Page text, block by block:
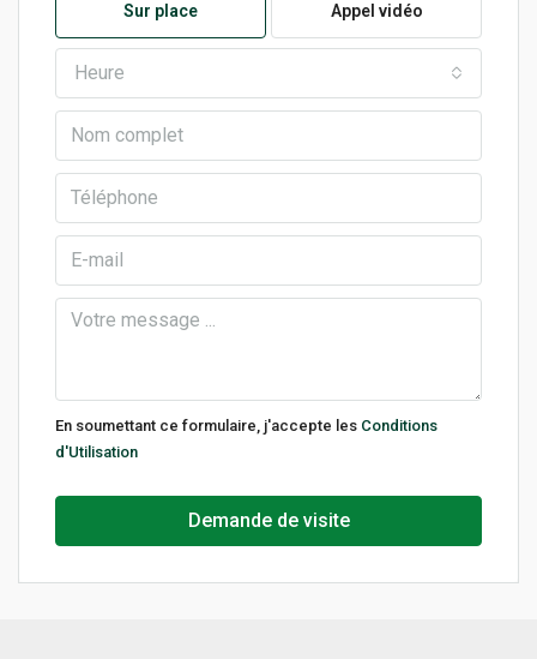
Sur place Appel vidéo
Heure
En soumettant ce formulaire, j'accepte les Conditions
d'Utilisation
Demande de visite